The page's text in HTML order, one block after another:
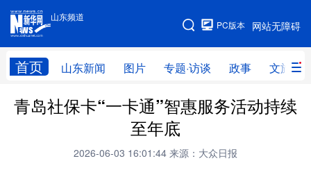
山东频道
网站无障碍
PC版本
首页 山东新闻 图片 专题·访谈 政事 文旅
手机版
网站地图
学习进行时 高层 时政 人事
全球连线
青岛社保卡“一卡通”智惠服务活动持续
至年底
2026-06-03 16:01:44 来源：大众日报